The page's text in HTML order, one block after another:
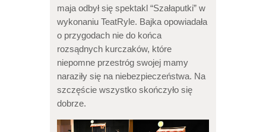
maja odbył się spektakl “Szałaputki” w
wykonaniu TeatRyle. Bajka opowiadała
o przygodach nie do końca
rozsądnych kurczaków, które
niepomne przestróg swojej mamy
naraziły się na niebezpieczeństwa. Na
szczęście wszystko skończyło się
dobrze.